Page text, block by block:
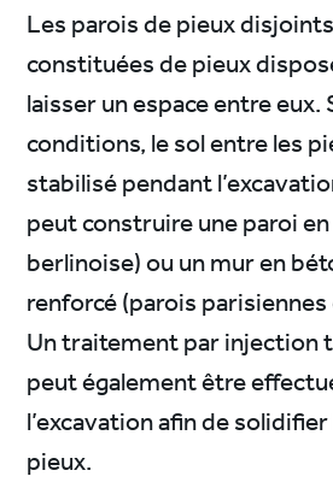
Les parois de pieux
constituées de pieux
laisser un espace entre eux.
conditions, le sol entre les
stabilisé pendant
peut construire une paroi
berlinoise) ou un mur en
renforcé (parois
Un traitement par
peut également être
l’excavation afin de
pieux.